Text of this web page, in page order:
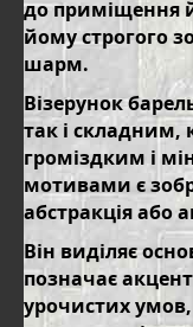
до приміщення
йому строгого
шарм.
Візерунок
так і складним,
громіздким і
мотивами є
абстракція або
Він виділяє
позначає
урочистих умов,